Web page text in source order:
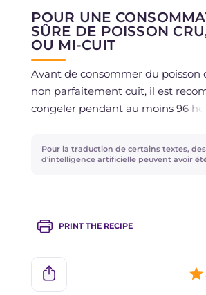
POUR UNE
SÛRE DE POISSON
OU MI-CUIT
Avant de consommer du poisson
non parfaitement cuit, il est
congeler pendant au moins 96
marqué de 3 étoiles ou plus,
lignes directrices du Ministère de
Pour la traduction de certains textes,
d'intelligence artificielle peuvent avoir
PRINT THE RECIPE